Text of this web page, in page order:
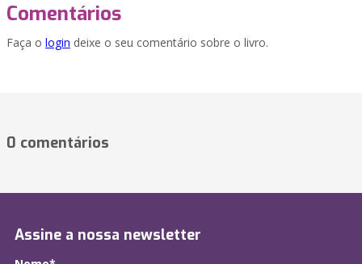
Comentários
Faça o login deixe o seu comentário sobre o livro.
0 comentários
Assine a nossa newsletter